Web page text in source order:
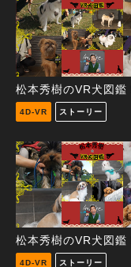
4D-VR ストーリー
4D-VR ストーリー